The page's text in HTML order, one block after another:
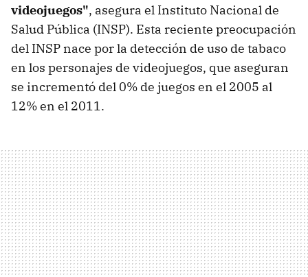
videojuegos", asegura el Instituto Nacional de
Salud Pública (INSP). Esta reciente preocupación
del INSP nace por la detección de uso de tabaco
en los personajes de videojuegos, que aseguran
se incrementó del 0% de juegos en el 2005 al
12% en el 2011.